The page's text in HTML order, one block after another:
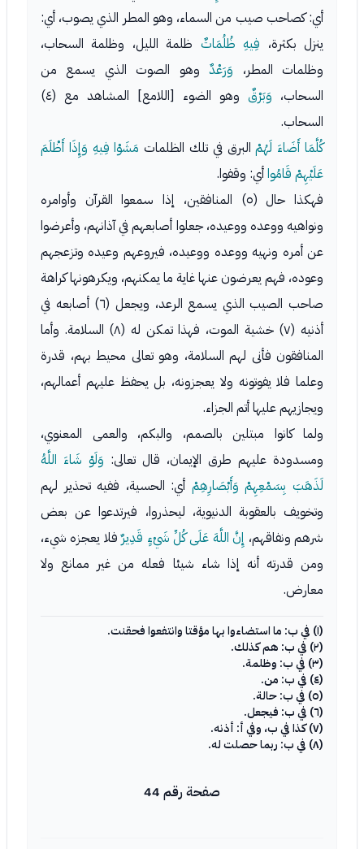
أي: كصاحب صيب من السماء، وهو المطر الذي يصوب، أي:
ينزل بكثرة، فِيهِ ظُلُمَاتٌ ظلمة الليل، وظلمة السحاب،
وظلمات المطر، وَرَعْدٌوهو الصوت الذي يسمع من
السحاب، وَبَرْقٌ
وهو الضوء [اللامع] المشاهد مع (٤)
السحاب.
كُلَّمَا أَضَاءَ لَهُمْالبرق في تلك الظلمات مَشَوْا فِيهِ وَإِذَا أَظْلَمَ
عَلَيْهِمْ قَامُواأي: وقفوا.
فهكذا حال (٥) المنافقين، إذا سمعوا القرآن وأوامره
ونواهيه ووعده ووعيده، جعلوا أصابعهم في آذانهم، وأعرضوا
عن أمره ونهيه ووعده ووعيده، فيروعهم وعيده وتزعجهم
وعوده، فهم يعرضون عنها غاية ما يمكنهم، ويكرهونها كراهة
صاحب الصيب الذي يسمع الرعد، ويجعل (٦) أصابعه في
أذنيه (٧) خشية الموت، فهذا تمكن له (٨) السلامة. وأما
المنافقون فأنى لهم السلامة، وهو تعالى محيط بهم، قدرة
وعلما فلا يفوتونه ولا يعجزونه، بل يحفظ عليهم أعمالهم،
ويجازيهم عليها أتم الجزاء.
ولما كانوا مبتلين بالصمم، والبكم، والعمى المعنوي،
ومسدودة عليهم طرق الإيمان، قال تعالى: وَلَوْ شَاءَ اللَّهُ
لَذَهَبَ بِسَمْعِهِمْ وَأَبْصَارِهِمْ أي: الحسية، ففيه تحذير لهم
وتخويف بالعقوبة الدنيوية، ليحذروا، فيرتدعوا عن بعض
شرهم ونفاقهم، إِنَّ اللَّهَ عَلَى كُلِّ شَيْءٍ قَدِيرٌفلا يعجزه شيء،
ومن قدرته أنه إذا شاء شيئا فعله من غير ممانع ولا
معارض.
(١) في ب: ما استضاءوا بها مؤقتا وانتفعوا فحقنت.
(٢) في ب: هم كذلك.
(٣) في ب: وظلمة.
(٤) في ب: من.
(٥) في ب: حالة.
(٦) في ب: فيجعل.
(٧) كذا في ب، وفي أ: أذنه.
(٨) في ب: ربما حصلت له.
صفحة رقم 44